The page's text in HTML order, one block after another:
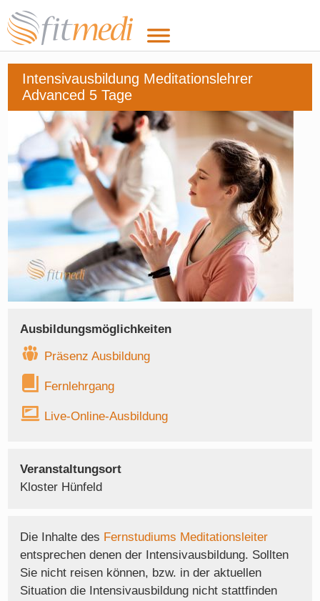
Intensivausbildung Meditationslehrer
Advanced 5 Tage
Ausbildungsmöglichkeiten
Präsenz Ausbildung
Fernlehrgang
Live-Online-Ausbildung
Veranstaltungsort
Kloster Hünfeld
Die Inhalte des Fernstudiums Meditationsleiter
entsprechen denen der Intensivausbildung. Sollten
Sie nicht reisen können, bzw. in der aktuellen
Situation die Intensivausbildung nicht stattfinden